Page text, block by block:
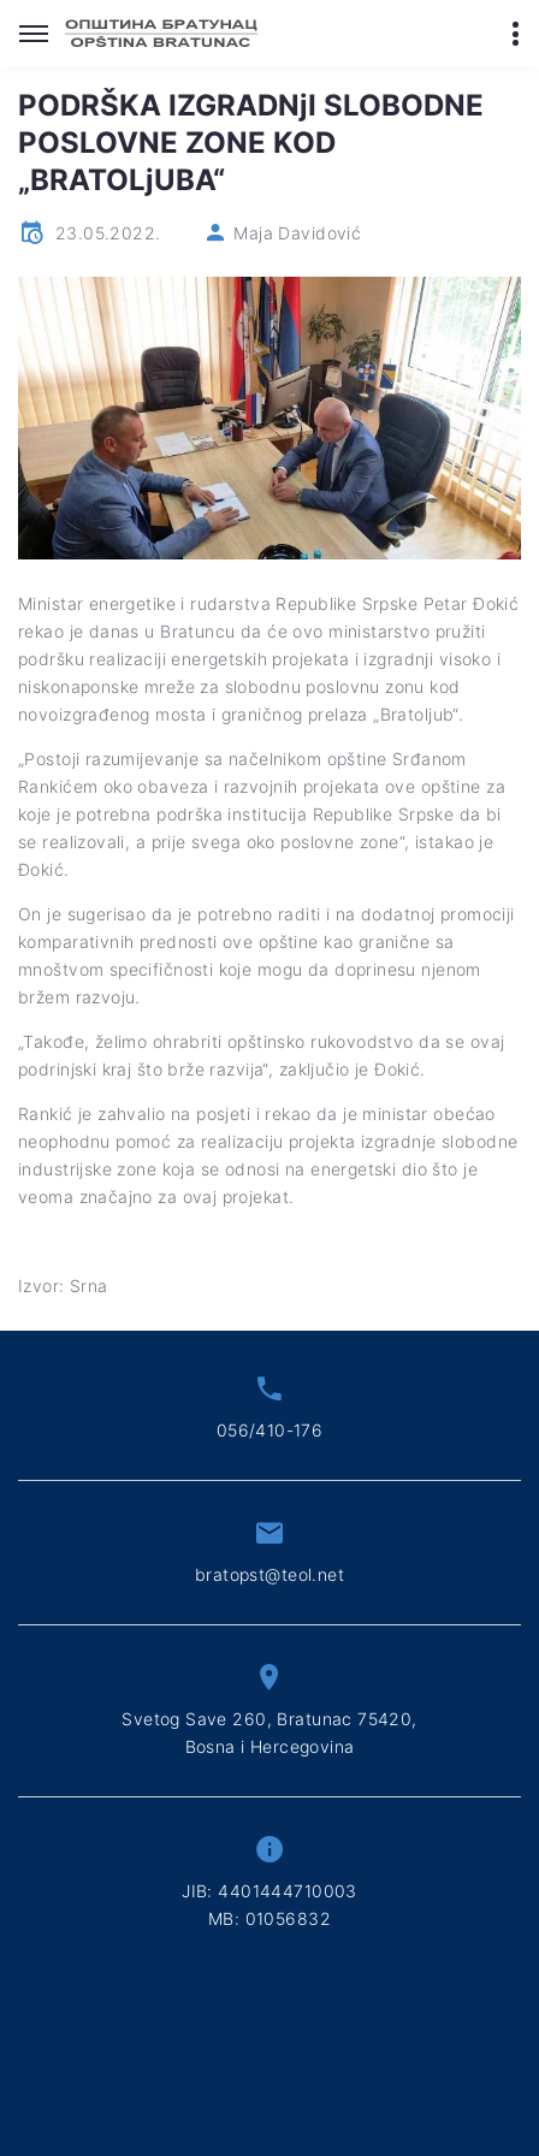
PODRŠKA IZGRADNjI SLOBODNE
POSLOVNE ZONE KOD
„BRATOLjUBA“
23.05.2022. Maja Davidović
Ministar energetike i rudarstva Republike Srpske Petar Đokić
rekao je danas u Bratuncu da će ovo ministarstvo pružiti
podršku realizaciji energetskih projekata i izgradnji visoko i
niskonaponske mreže za slobodnu poslovnu zonu kod
novoizgrađenog mosta i graničnog prelaza „Bratoljub“.
„Postoji razumijevanje sa načelnikom opštine Srđanom
Rankićem oko obaveza i razvojnih projekata ove opštine za
koje je potrebna podrška institucija Republike Srpske da bi
se realizovali, a prije svega oko poslovne zone“, istakao je
Đokić.
On je sugerisao da je potrebno raditi i na dodatnoj promociji
komparativnih prednosti ove opštine kao granične sa
mnoštvom specifičnosti koje mogu da doprinesu njenom
bržem razvoju.
„Takođe, želimo ohrabriti opštinsko rukovodstvo da se ovaj
podrinjski kraj što brže razvija“, zaključio je Đokić.
Rankić je zahvalio na posjeti i rekao da je ministar obećao
neophodnu pomoć za realizaciju projekta izgradnje slobodne
industrijske zone koja se odnosi na energetski dio što je
veoma značajno za ovaj projekat.
Izvor: Srna
056/410-176
bratopst@teol.net
Svetog Save 260, Bratunac 75420,
Bosna i Hercegovina
ЈIB: 4401444710003
МB: 01056832